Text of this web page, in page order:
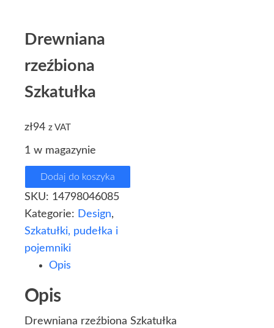
Drewniana
rzeźbiona
Szkatułka
zł94 z VAT
1 w magazynie
Dodaj do koszyka
SKU: 14798046085
Kategorie: Design,
Szkatułki, pudełka i
pojemniki
Opis
Opis
Drewniana rzeźbiona Szkatułka